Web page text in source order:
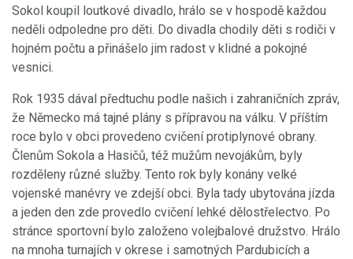
Sokol koupil loutkové divadlo, hrálo se v hospodě každou
neděli odpoledne pro děti. Do divadla chodily děti s rodiči v
hojném počtu a přinášelo jim radost v klidné a pokojné
vesnici.
Rok 1935 dával předtuchu podle našich i zahraničních zpráv,
že Německo má tajné plány s přípravou na válku. V příštím
roce bylo v obci provedeno cvičení protiplynové obrany.
Členům Sokola a Hasičů, též mužům nevojákům, byly
rozděleny různé služby. Tento rok byly konány velké
vojenské manévry ve zdejší obci. Byla tady ubytována jízda
a jeden den zde provedlo cvičení lehké dělostřelectvo. Po
stránce sportovní bylo založeno volejbalové družstvo. Hrálo
na mnoha turnajích v okrese i samotných Pardubicích a